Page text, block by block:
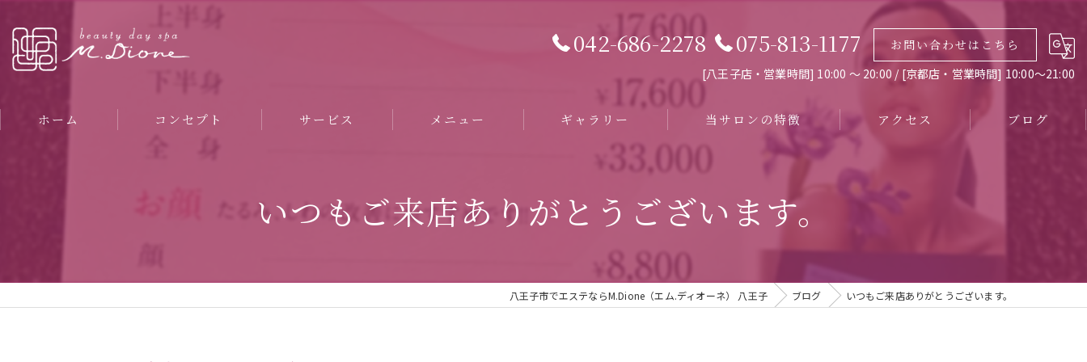
042-686-2278 075-813-1177
お問い合わせはこちら
[八王子店・営業時間] 10:00 〜 20:00 / [京都店・営業時間] 10:00～21:00
ホーム コンセプト サービス メニュー ギャラリー 当サロンの特徴
リラクゼーション
フェイシャル
ハイフ
アクセス
M.Dione（エム.ディオーネ）八王子
M.Dione（エム.ディオーネ）京都
ブログ
いつもご来店ありがとうございます。
八王子市でエステならM.Dione（エム.ディオーネ） 八王子 ブログ いつもご来店ありがとうございます。